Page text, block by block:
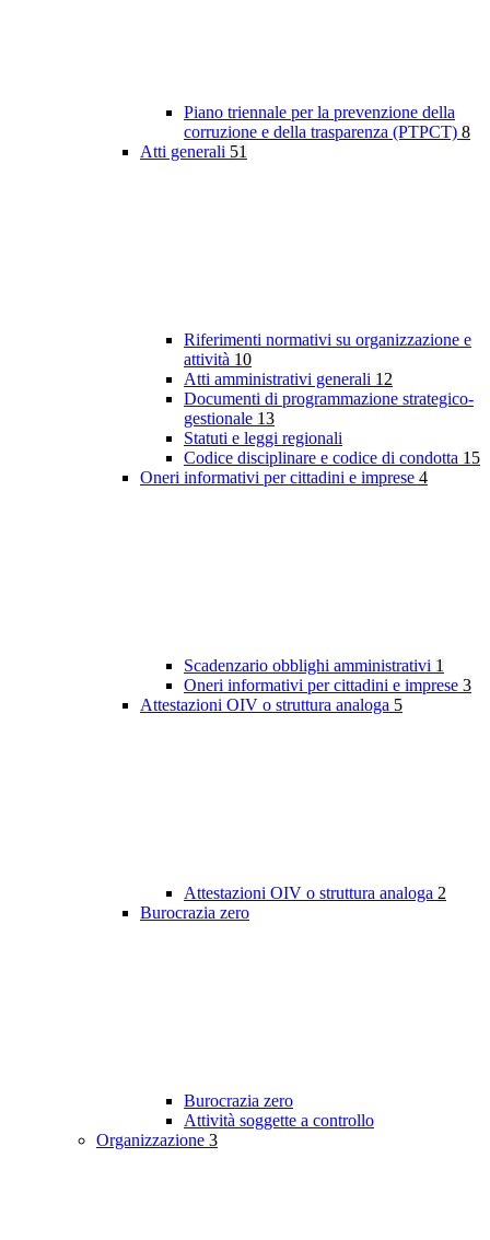
Piano triennale per la prevenzione della
corruzione e della trasparenza (PTPCT) 8
Atti generali 51
Riferimenti normativi su organizzazione e
attività 10
Atti amministrativi generali 12
Documenti di programmazione strategico-
gestionale 13
Statuti e leggi regionali
Codice disciplinare e codice di condotta 15
Oneri informativi per cittadini e imprese 4
Scadenzario obblighi amministrativi 1
Oneri informativi per cittadini e imprese 3
Attestazioni OIV o struttura analoga 5
Attestazioni OIV o struttura analoga 2
Burocrazia zero
Burocrazia zero
Attività soggette a controllo
Organizzazione 3